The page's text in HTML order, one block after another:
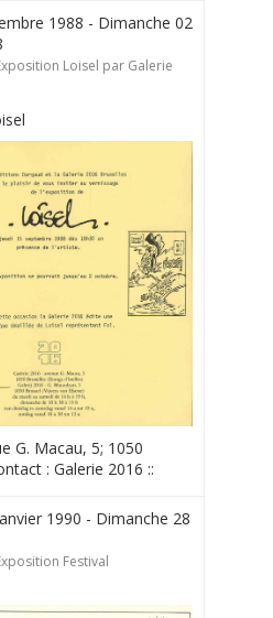
1988 - Dimanche 02
Loisel par Galerie
G. Macau, 5; 1050
: Galerie 2016 ::
1990 - Dimanche 28
Festival